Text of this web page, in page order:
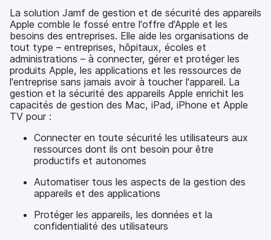
La solution Jamf de gestion et de sécurité des appareils
Apple comble le fossé entre l'offre d'Apple et les
besoins des entreprises. Elle aide les organisations de
tout type – entreprises, hôpitaux, écoles et
administrations – à connecter, gérer et protéger les
produits Apple, les applications et les ressources de
l'entreprise sans jamais avoir à toucher l'appareil. La
gestion et la sécurité des appareils Apple enrichit les
capacités de gestion des Mac, iPad, iPhone et Apple
TV pour :
Connecter en toute sécurité les utilisateurs aux
ressources dont ils ont besoin pour être
productifs et autonomes
Automatiser tous les aspects de la gestion des
appareils et des applications
Protéger les appareils, les données et la
confidentialité des utilisateurs